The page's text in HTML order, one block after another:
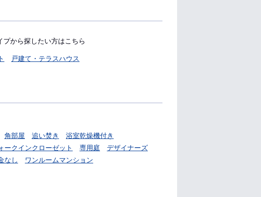
プから探したい方はこちら
戸建て・テラスハウス
角部屋 追い焚き
浴室乾燥機付き
ークインクローゼット 専用庭
デザイナーズ
なし
ワンルームマンション